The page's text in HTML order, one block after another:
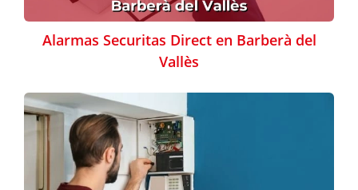
Alarmas Securitas Direct en Barberà del
Vallès